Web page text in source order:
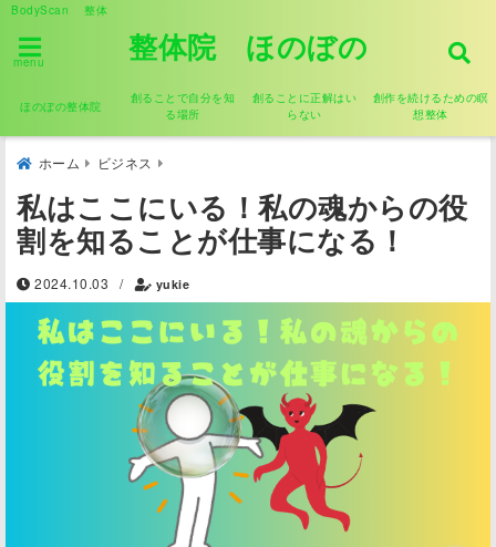
BodyScan 整体
menu 整体院 ほのぼの
ほのぼの整体院
創ることで自分を知
る場所
創ることに正解はい
らない
創作を続けるための瞑
想整体
ホーム ビジネス
私はここにいる！私の魂からの役
割を知ることが仕事になる！
2024.10.03 / yukie